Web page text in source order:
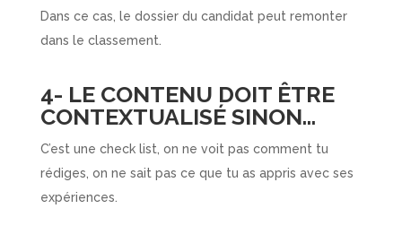
Dans ce cas, le dossier du candidat peut remonter
dans le classement.
4- LE CONTENU DOIT ÊTRE
CONTEXTUALISÉ SINON…
C’est une check list, on ne voit pas comment tu
rédiges, on ne sait pas ce que tu as appris avec ses
expériences.